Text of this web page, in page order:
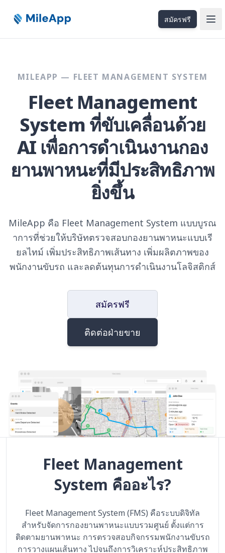
สมัครฟรี
MILEAPP — FLEET MANAGEMENT SYSTEM
Fleet Management
System ที่ขับเคลื่อนด้วย
AI เพื่อการดำเนินงานกอง
ยานพาหนะที่มีประสิทธิภาพ
ยิ่งขึ้น
MileApp คือ Fleet Management System แบบบูรณ
าการที่ช่วยให้บริษัทตรวจสอบกองยานพาหนะแบบเรี
ยลไทม์ เพิ่มประสิทธิภาพเส้นทาง เพิ่มผลิตภาพของ
พนักงานขับรถ และลดต้นทุนการดำเนินงานโลจิสติกส์
สมัครฟรี
ติดต่อฝ่ายขาย
Fleet Management
System คืออะไร?
Fleet Management System (FMS) คือระบบดิจิทัล
สำหรับจัดการกองยานพาหนะแบบรวมศูนย์ ตั้งแต่การ
ติดตามยานพาหนะ การตรวจสอบกิจกรรมพนักงานขับรถ
การวางแผนเส้นทาง ไปจนถึงการวิเคราะห์ประสิทธิภาพ